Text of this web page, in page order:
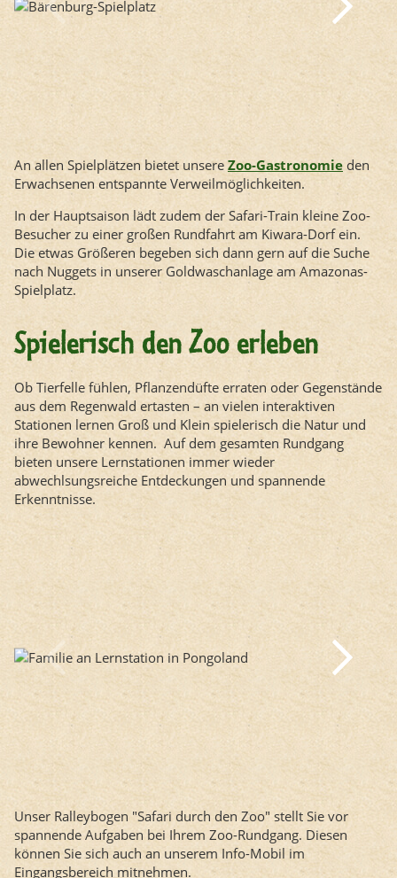
An allen Spielplätzen bietet unsere Zoo-Gastronomie den
Erwachsenen entspannte Verweilmöglichkeiten.
In der Hauptsaison lädt zudem der Safari-Train kleine Zoo-
Besucher zu einer großen Rundfahrt am Kiwara-Dorf ein.
Die etwas Größeren begeben sich dann gern auf die Suche
nach Nuggets in unserer Goldwaschanlage am Amazonas-
Spielplatz.
Spielerisch den Zoo erleben
Ob Tierfelle fühlen, Pflanzendüfte erraten oder Gegenstände
aus dem Regenwald ertasten – an vielen interaktiven
Stationen lernen Groß und Klein spielerisch die Natur und
ihre Bewohner kennen. Auf dem gesamten Rundgang
bieten unsere Lernstationen immer wieder
abwechlsungsreiche Entdeckungen und spannende
Erkenntnisse.
Unser Ralleybogen "Safari durch den Zoo" stellt Sie vor
spannende Aufgaben bei Ihrem Zoo-Rundgang. Diesen
können Sie sich auch an unserem Info-Mobil im
Eingangsbereich mitnehmen.